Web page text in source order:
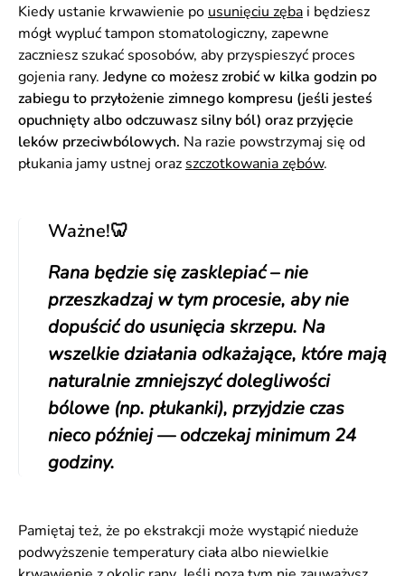
Kiedy ustanie krwawienie po usunięciu zęba i będziesz
mógł wypluć tampon stomatologiczny, zapewne
zaczniesz szukać sposobów, aby przyspieszyć proces
gojenia rany.Jedyne co możesz zrobić w kilka godzin po
zabiegu to przyłożenie zimnego kompresu (jeśli jesteś
opuchnięty albo odczuwasz silny ból) oraz przyjęcie
leków przeciwbólowych. Na razie powstrzymaj się od
płukania jamy ustnej oraz szczotkowania zębów.
Ważne!🦷
Rana będzie się zasklepiać – nie
przeszkadzaj w tym procesie, aby nie
dopuścić do usunięcia skrzepu. Na
wszelkie działania odkażające, które mają
naturalnie zmniejszyć dolegliwości
bólowe (np. płukanki), przyjdzie czas
nieco później — odczekaj minimum 24
godziny.
Pamiętaj też, że po ekstrakcji może wystąpić nieduże
podwyższenie temperatury ciała albo niewielkie